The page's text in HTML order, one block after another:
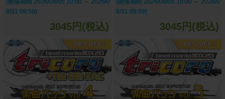
8/31 09:59)
3045円(税込)
8/31 09:59)
3045円(税込)